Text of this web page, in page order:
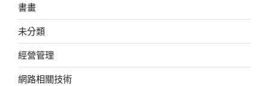
書畫
未分類
經營管理
網路相關技術